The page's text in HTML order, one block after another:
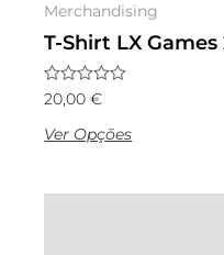
Merchandising
T-Shirt LX Games
Avaliação
de
5
20,00€
Ver Opções